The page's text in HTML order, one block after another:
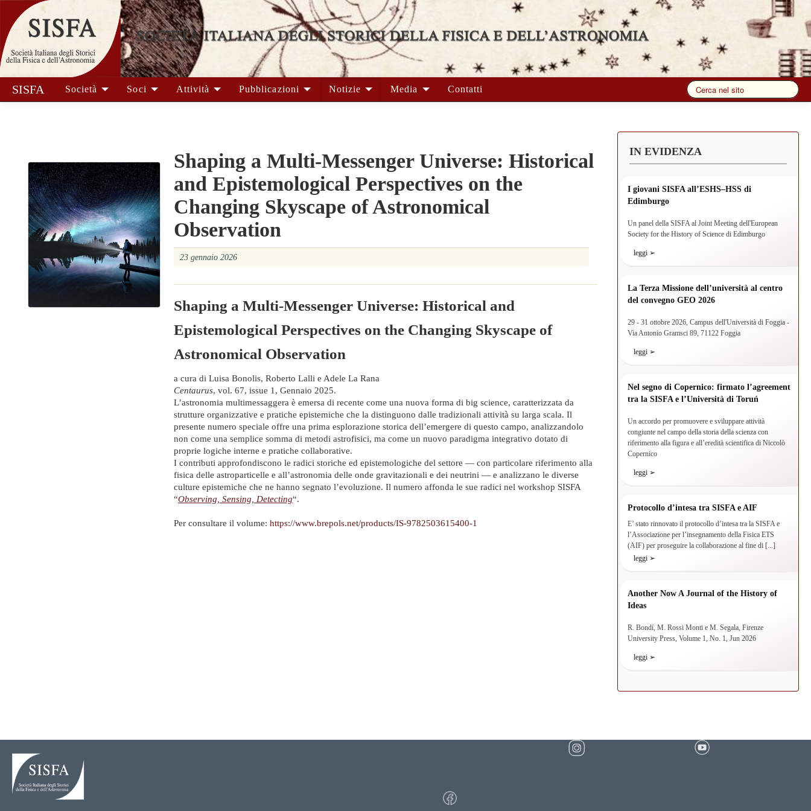
SISFA Società Soci Attività Pubblicazioni Notizie Media Contatti
Shaping a Multi-Messenger Universe: Historical
and Epistemological Perspectives on the
Changing Skyscape of Astronomical
Observation
23 gennaio 2026
Shaping a Multi-Messenger Universe: Historical and
Epistemological Perspectives on the Changing Skyscape of
Astronomical Observation
a cura di Luisa Bonolis, Roberto Lalli e Adele La Rana
Centaurus, vol. 67, issue 1, Gennaio 2025.
L’astronomia multimessaggera è emersa di recente come una nuova forma di big science, caratterizzata da
strutture organizzative e pratiche epistemiche che la distinguono dalle tradizionali attività su larga scala. Il
presente numero speciale offre una prima esplorazione storica dell’emergere di questo campo, analizzandolo
non come una semplice somma di metodi astrofisici, ma come un nuovo paradigma integrativo dotato di
proprie logiche interne e pratiche collaborative.
I contributi approfondiscono le radici storiche ed epistemologiche del settore — con particolare riferimento alla
fisica delle astroparticelle e all’astronomia delle onde gravitazionali e dei neutrini — e analizzano le diverse
culture epistemiche che ne hanno segnato l’evoluzione. Il numero affonda le sue radici nel workshop SISFA
“Observing, Sensing, Detecting“.
Per consultare il volume: https://www.brepols.net/products/IS-9782503615400-1
IN EVIDENZA
I giovani SISFA all’ESHS–HSS di
Edimburgo
Un panel della SISFA al Joint Meeting dell'European
Society for the History of Science di Edimburgo
leggi ➢
La Terza Missione dell’università al centro
del convegno GEO 2026
29 - 31 ottobre 2026, Campus dell'Università di Foggia -
Via Antonio Gramsci 89, 71122 Foggia
leggi ➢
Nel segno di Copernico: firmato l’agreement
tra la SISFA e l’Università di Toruń
Un accordo per promuovere e sviluppare attività
congiunte nel campo della storia della scienza con
riferimento alla figura e all’eredità scientifica di Niccolò
Copernico
leggi ➢
Protocollo d’intesa tra SISFA e AIF
E’ stato rinnovato il protocollo d’intesa tra la SISFA e
l’Associazione per l’insegnamento della Fisica ETS
(AIF) per proseguire la collaborazione al fine di [...]
leggi ➢
Another Now A Journal of the History of
Ideas
R. Bondí, M. Rossi Monti e M. Segala, Firenze
University Press, Volume 1, No. 1, Jun 2026
leggi ➢